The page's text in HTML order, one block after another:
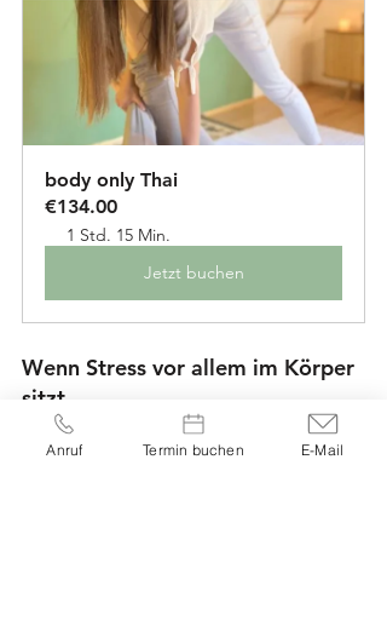
body only Thai
€134.00
1 Std. 15 Min.
Jetzt buchen
Wenn Stress vor allem im Körper
sitzt
Auch Menschen, die bereits viel
psychotherapeutische oder
Anruf Termin buchen E-Mail